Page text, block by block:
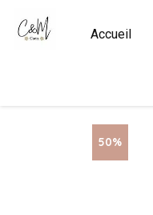
Accueil
50%